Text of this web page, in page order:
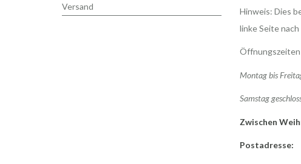
Versand
Hinweis: Dies
linke Seite
Montag bis
Samstag
Zwischen
Postadresse: